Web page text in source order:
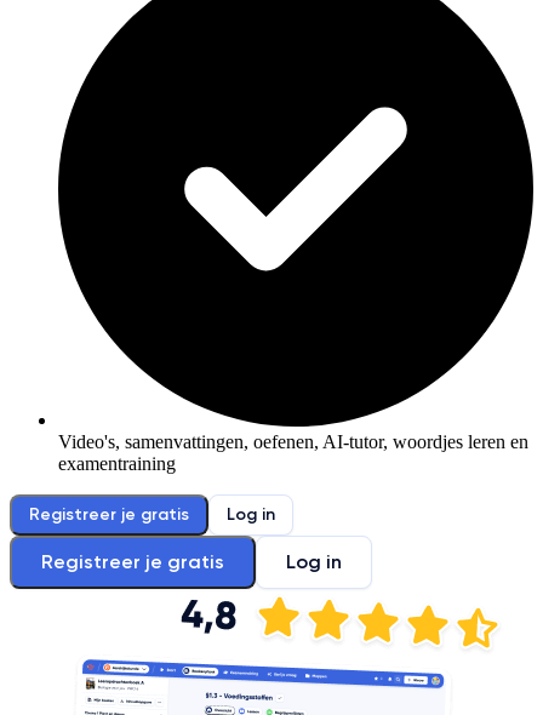
Video's, samenvattingen, oefenen, AI-tutor, woordjes leren en
examentraining
Registreer je gratis Log in
Registreer je gratis Log in